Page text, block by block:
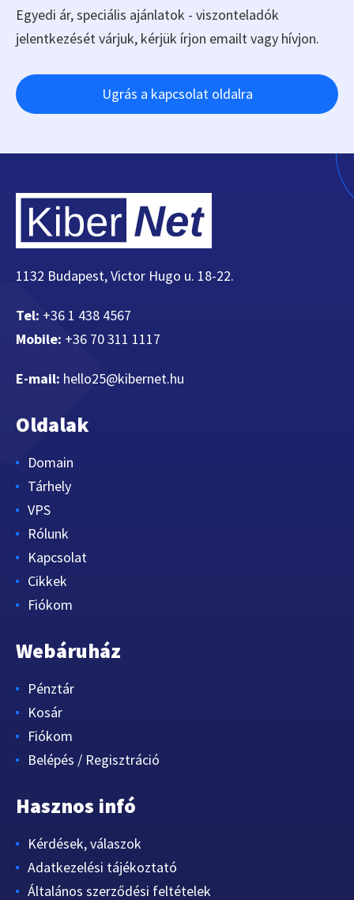
Egyedi ár, speciális ajánlatok - viszonteladók
jelentkezését várjuk, kérjük írjon emailt vagy hívjon.
Ugrás a kapcsolat oldalra
1132 Budapest, Victor Hugo u. 18-22.
Tel: +36 1 438 4567
Mobile: +36 70 311 1117
E-mail: hello25@kibernet.hu
Oldalak
Domain
Tárhely
VPS
Rólunk
Kapcsolat
Cikkek
Fiókom
Webáruház
Pénztár
Kosár
Fiókom
Belépés / Regisztráció
Hasznos infó
Kérdések, válaszok
Adatkezelési tájékoztató
Általános szerződési feltételek